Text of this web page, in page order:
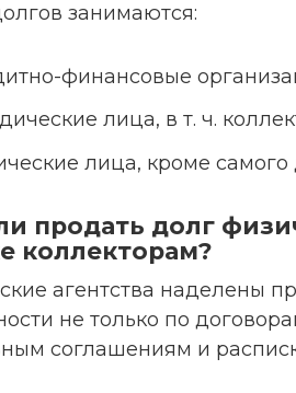
занимаются:
финансовые
лица, в т. ч.
лица, кроме
продать долг
коллекторам?
агентства наделены
не только по
соглашениям и